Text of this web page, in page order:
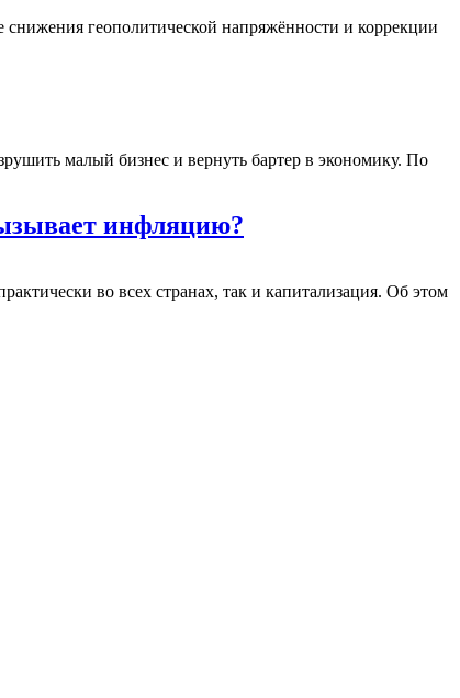
геополитической напряжённости и коррекции
малый бизнес и вернуть бартер в экономику. По
инфляцию?
во всех странах, так и капитализация. Об этом